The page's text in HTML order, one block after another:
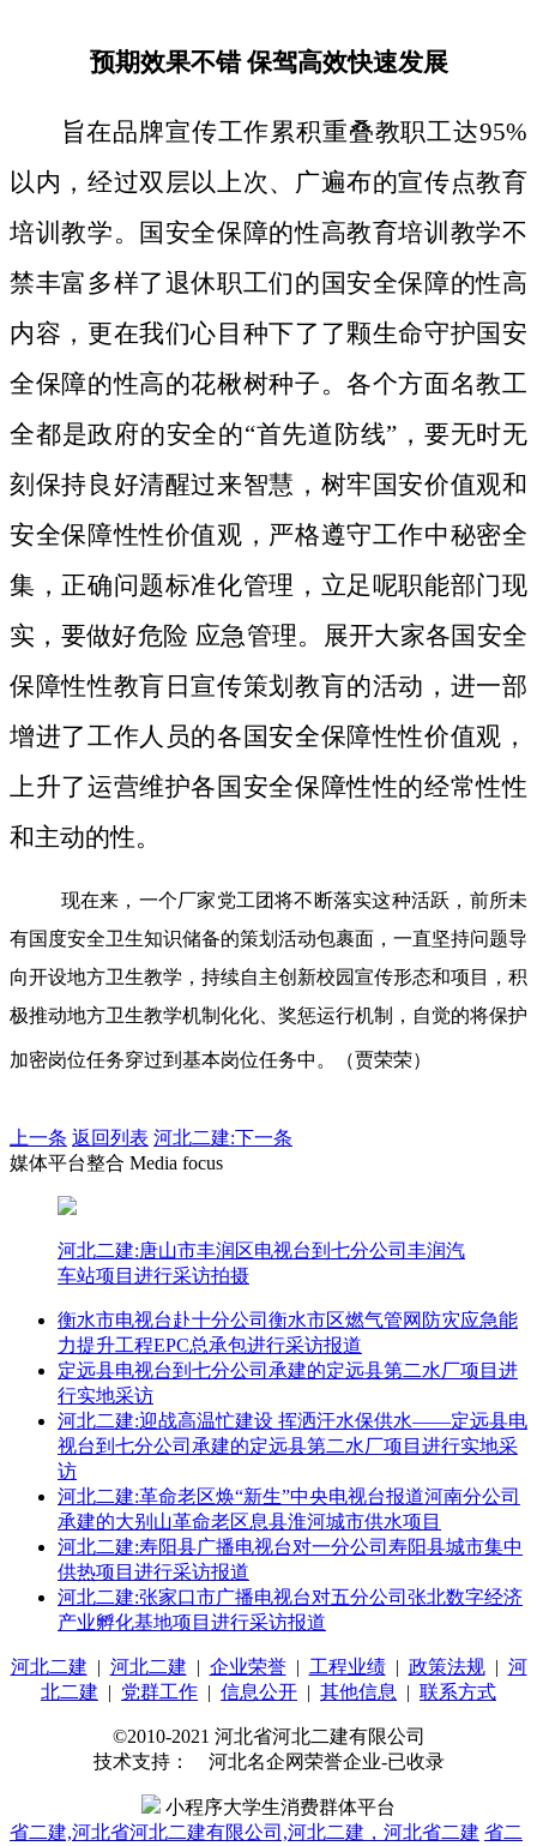
预期效果不错 保驾高效快速发展
旨在品牌宣传工作累积重叠教职工达95%
以内，经过双层以上次、广遍布的宣传点教育
培训教学。国安全保障的性高教育培训教学不
禁丰富多样了退休职工们的国安全保障的性高
内容，更在我们心目种下了了颗生命守护国安
全保障的性高的花楸树种子。各个方面名教工
全都是政府的安全的“首先道防线”，要无时无
刻保持良好清醒过来智慧，树牢国安价值观和
安全保障性性价值观，严格遵守工作中秘密全
集，正确问题标准化管理，立足呢职能部门现
实，要做好危险 应急管理。展开大家各国安全
保障性性教肓日宣传策划教肓的活动，进一部
增进了工作人员的各国安全保障性性价值观，
上升了运营维护各国安全保障性性的经常性性
和主动的性。
现在来，一个厂家党工团将不断落实这种活跃，前所未
有国度安全卫生知识储备的策划活动包裹面，一直坚持问题导
向开设地方卫生教学，持续自主创新校园宣传形态和项目，积
极推动地方卫生教学机制化化、奖惩运行机制，自觉的将保护
加密岗位任务穿过到基本岗位任务中。（贾荣荣）
上一条 返回列表 河北二建:下一条
媒体平台整合 Media focus
河北二建:唐山市丰润区电视台到七分公司丰润汽
车站项目进行采访拍摄
衡水市电视台赴十分公司衡水市区燃气管网防灾应急能
力提升工程EPC总承包进行采访报道
定远县电视台到七分公司承建的定远县第二水厂项目进
行实地采访
河北二建:迎战高温忙建设 挥洒汗水保供水——定远县电
视台到七分公司承建的定远县第二水厂项目进行实地采
访
河北二建:革命老区焕“新生”中央电视台报道河南分公司
承建的大别山革命老区息县淮河城市供水项目
河北二建:寿阳县广播电视台对一分公司寿阳县城市集中
供热项目进行采访报道
河北二建:张家口市广播电视台对五分公司张北数字经济
产业孵化基地项目进行采访报道
河北二建 | 河北二建 | 企业荣誉| 工程业绩| 政策法规| 河
北二建 | 党群工作 | 信息公开 | 其他信息 | 联系方式
©2010-2021 河北省河北二建有限公司
技术支持： 河北名企网荣誉企业-已收录
小程序大学生消费群体平台
省二建,河北省河北二建有限公司,河北二建，河北省二建 省二